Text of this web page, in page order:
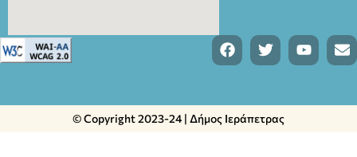
© Copyright 2023-24 | Δήμος Ιεράπετρας